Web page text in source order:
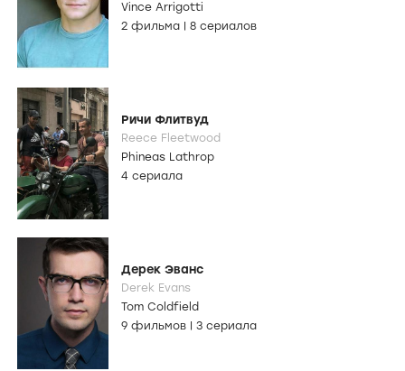
Vince Arrigotti
2 фильма
8 сериалов
Ричи Флитвуд
Reece Fleetwood
Phineas Lathrop
4 сериала
Дерек Эванс
Derek Evans
Tom Coldfield
9 фильмов
3 сериала